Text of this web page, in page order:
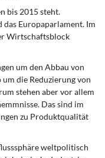
bis 2015 steht.
das Europaparlament. Im
Wirtschaftsblock
um den Abbau von
die Reduzierung von
stehen aber vor allem
Das sind im
zu Produktqualität
weltpolitisch